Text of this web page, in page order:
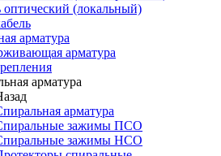
оптический (локальный)
арматура
арматура
арматура
арматура
зажимы ПСО
зажимы НСО